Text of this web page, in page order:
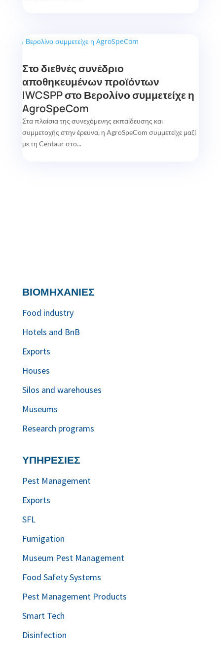
Στο διεθνές συνέδριο
αποθηκευμένων προϊόντων
IWCSPP στο Βερολίνο συμμετείχε η
AgroSpeCom
Στα πλαίσια της συνεχόμενης εκπαίδευσης και
συμμετοχής στην έρευνα, η AgroSpeCom συμμετείχε μαζί
με τη Centaur στο...
ΒΙΟΜΗΧΑΝΙΕΣ
Food industry
Hotels and BnB
Exports
Houses
Silos and warehouses
Museums
Research programs
ΥΠΗΡΕΣΙΕΣ
Pest Management
Exports
SFL
Fumigation
Museum Pest Management
Food Safety Systems
Pest Management Products
Smart Tech
Disinfection